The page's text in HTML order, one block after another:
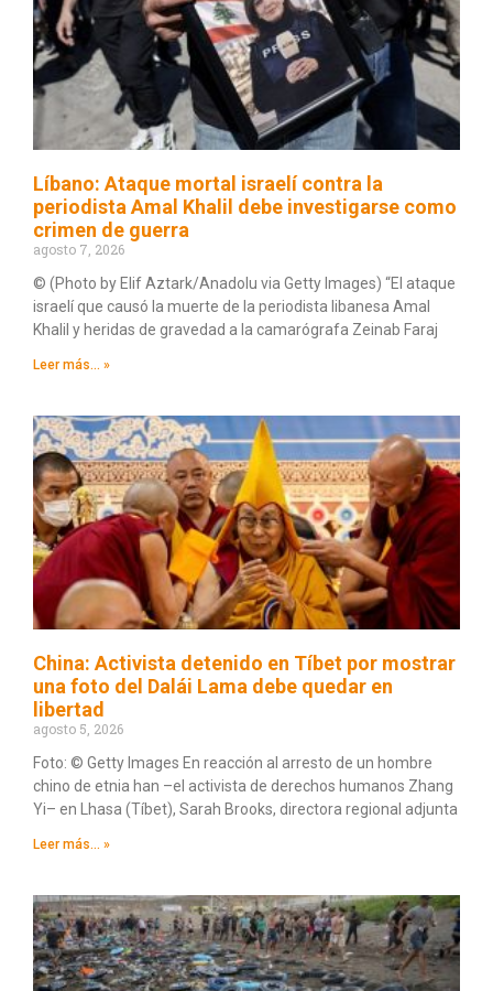
Líbano: Ataque mortal israelí contra la
periodista Amal Khalil debe investigarse como
crimen de guerra
agosto 7, 2026
© (Photo by Elif Aztark/Anadolu via Getty Images) “El ataque
israelí que causó la muerte de la periodista libanesa Amal
Khalil y heridas de gravedad a la camarógrafa Zeinab Faraj
Leer más... »
China: Activista detenido en Tíbet por mostrar
una foto del Dalái Lama debe quedar en
libertad
agosto 5, 2026
Foto: © Getty Images En reacción al arresto de un hombre
chino de etnia han –el activista de derechos humanos Zhang
Yi– en Lhasa (Tíbet), Sarah Brooks, directora regional adjunta
Leer más... »